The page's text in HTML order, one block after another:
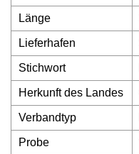
Länge
Lieferhafen
Stichwort
Herkunft des Landes
Verbandtyp
Probe